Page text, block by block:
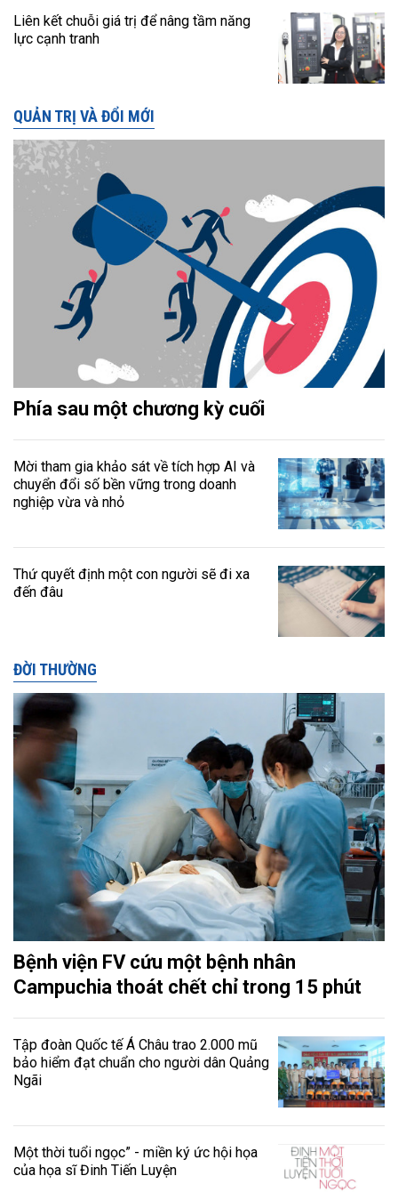
Liên kết chuỗi giá trị để nâng tầm năng
lực cạnh tranh
QUẢN TRỊ VÀ ĐỔI MỚI
Phía sau một chương kỳ cuối
Mời tham gia khảo sát về tích hợp AI và
chuyển đổi số bền vững trong doanh
nghiệp vừa và nhỏ
Thứ quyết định một con người sẽ đi xa
đến đâu
ĐỜI THƯỜNG
Bệnh viện FV cứu một bệnh nhân
Campuchia thoát chết chỉ trong 15 phút
Tập đoàn Quốc tế Á Châu trao 2.000 mũ
bảo hiểm đạt chuẩn cho người dân Quảng
Ngãi
Một thời tuổi ngọc” - miền ký ức hội họa
của họa sĩ Đinh Tiến Luyện